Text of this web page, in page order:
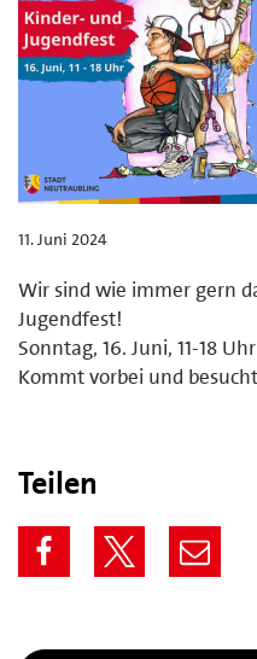
11. Juni 2024
Wir sind wie immer gern
Jugendfest!
Sonntag, 16. Juni, 11-18
Kommt vorbei und
Teilen